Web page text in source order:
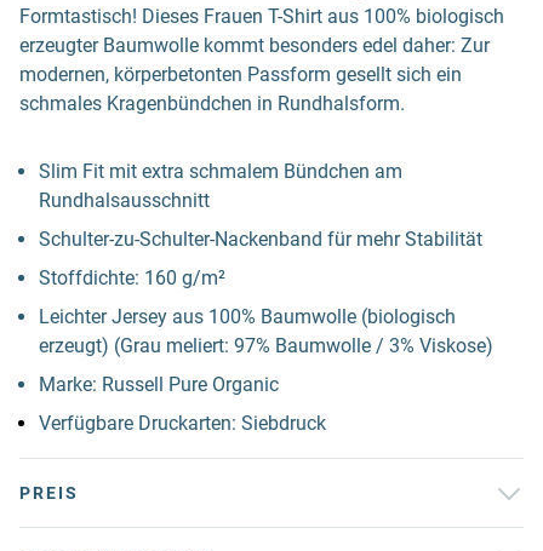
Formtastisch! Dieses Frauen T-Shirt aus 100% biologisch
erzeugter Baumwolle kommt besonders edel daher: Zur
modernen, körperbetonten Passform gesellt sich ein
schmales Kragenbündchen in Rundhalsform.
Slim Fit mit extra schmalem Bündchen am
Rundhalsausschnitt
Schulter-zu-Schulter-Nackenband für mehr Stabilität
Stoffdichte: 160 g/m²
Leichter Jersey aus 100% Baumwolle (biologisch
erzeugt) (Grau meliert: 97% Baumwolle / 3% Viskose)
Marke: Russell Pure Organic
Verfügbare Druckarten: Siebdruck
PREIS